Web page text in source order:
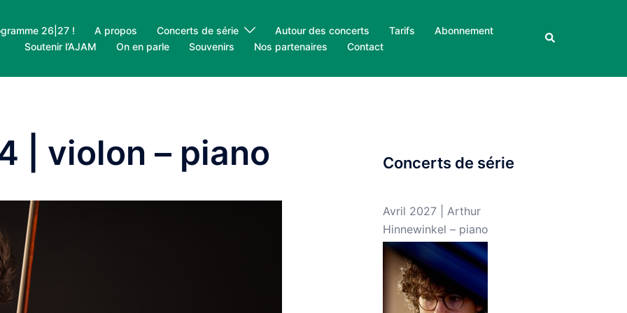
26|27 ! A propos Concerts de série Autour des concerts Tarifs
Abonnement
Soutenir l’AJAM
On en parle Souvenirs Nos partenaires Contact
Rechercher
| violon – piano Concerts de série
Avril 2027 | Arthur
Hinnewinkel – piano